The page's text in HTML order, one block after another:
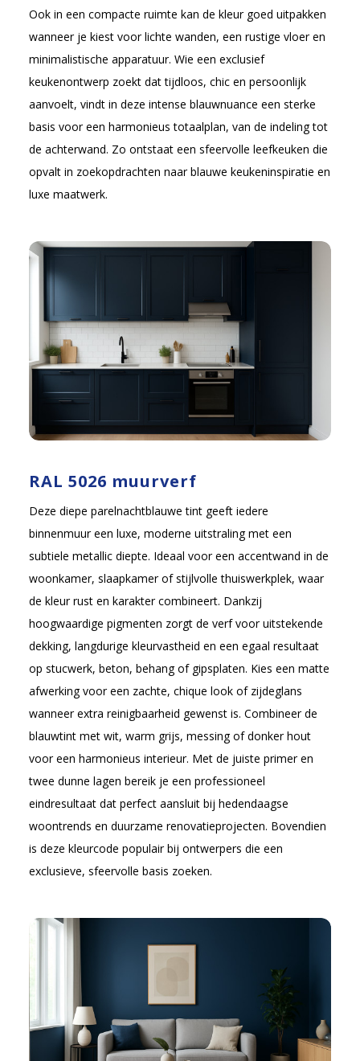
Ook in een compacte ruimte kan de kleur goed uitpakken
wanneer je kiest voor lichte wanden, een rustige vloer en
minimalistische apparatuur. Wie een exclusief
keukenontwerp zoekt dat tijdloos, chic en persoonlijk
aanvoelt, vindt in deze intense blauwnuance een sterke
basis voor een harmonieus totaalplan, van de indeling tot
de achterwand. Zo ontstaat een sfeervolle leefkeuken die
opvalt in zoekopdrachten naar blauwe keukeninspiratie en
luxe maatwerk.
RAL 5026 muurverf
Deze diepe parelnachtblauwe tint geeft iedere
binnenmuur een luxe, moderne uitstraling met een
subtiele metallic diepte. Ideaal voor een accentwand in de
woonkamer, slaapkamer of stijlvolle thuiswerkplek, waar
de kleur rust en karakter combineert. Dankzij
hoogwaardige pigmenten zorgt de verf voor uitstekende
dekking, langdurige kleurvastheid en een egaal resultaat
op stucwerk, beton, behang of gipsplaten. Kies een matte
afwerking voor een zachte, chique look of zijdeglans
wanneer extra reinigbaarheid gewenst is. Combineer de
blauwtint met wit, warm grijs, messing of donker hout
voor een harmonieus interieur. Met de juiste primer en
twee dunne lagen bereik je een professioneel
eindresultaat dat perfect aansluit bij hedendaagse
woontrends en duurzame renovatieprojecten. Bovendien
is deze kleurcode populair bij ontwerpers die een
exclusieve, sfeervolle basis zoeken.